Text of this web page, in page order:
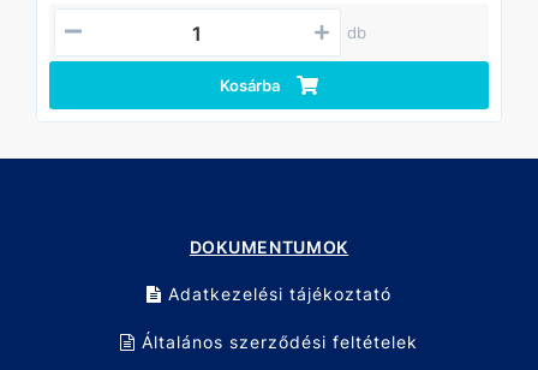
db
Kosárba
DOKUMENTUMOK
Adatkezelési tájékoztató
Általános szerződési feltételek